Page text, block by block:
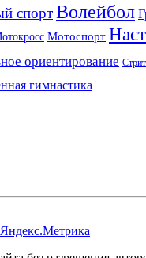
спортВолейбол
Мотоспорт
ориентирование
гимнастика